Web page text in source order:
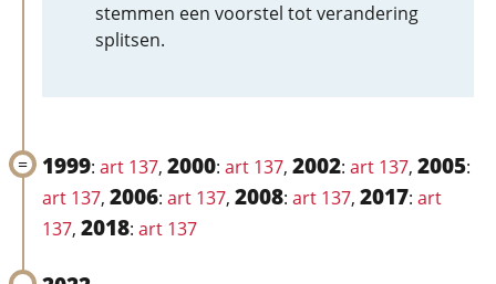
stemmen een voorstel tot verandering
splitsen.
1999: art 137, 2000: art 137, 2002: art 137, 2005:
art 137, 2006: art 137, 2008: art 137, 2017: art
137, 2018: art 137